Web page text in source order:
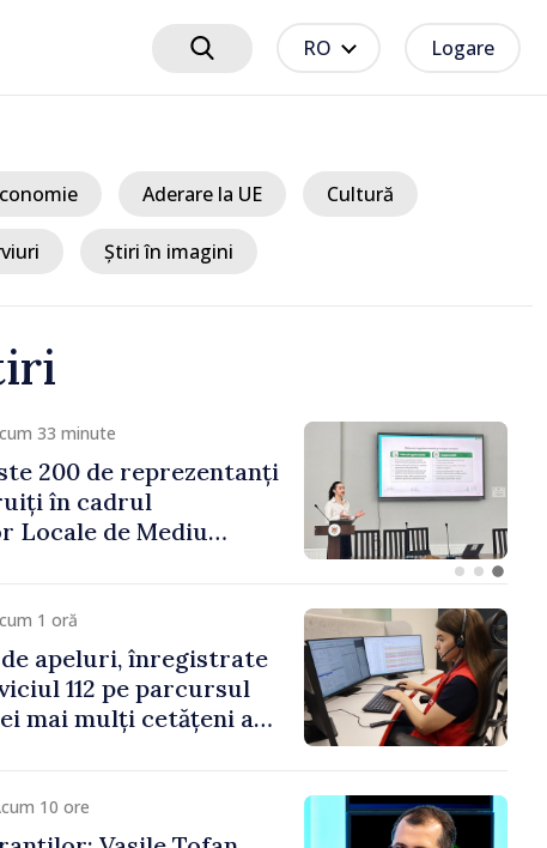
RO Logare
Aderare la UE Cultură
Știri în imagini
33 minute
200 de reprezentanți
în cadrul
Locale de Mediu
1 oră
de apeluri, înregistrate
112 pe parcursul
mai mulți cetățeni au
10 ore